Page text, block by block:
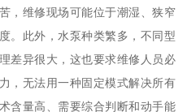
，维修现场可能位于潮湿、狭窄
。此外，水泵种类繁多，不同型
差异很大，这也要求维修人员必
，无法用一种固定模式解决所有
含量高、需要综合判断和动手能